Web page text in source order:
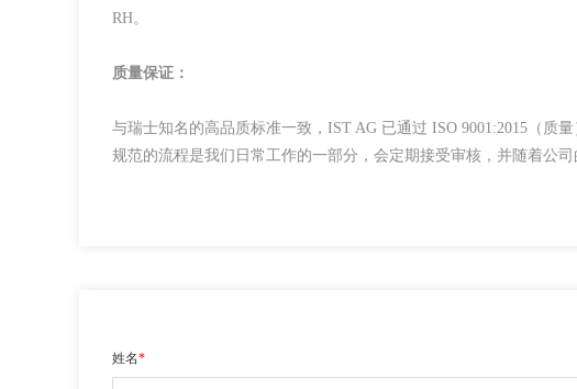
RH。
质量保证：
与瑞士知名的高品质标准一致，IST AG 已通过 ISO 9001:2015（质量
规范的流程是我们日常工作的一部分，会定期接受审核，并随着公司
姓名*